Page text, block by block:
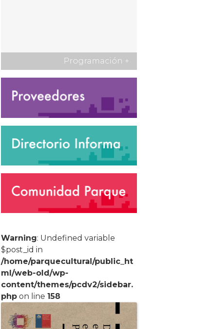
Programación +
Warning: Undefined variable
$post_id in
/home/parquecultural/public_ht
ml/web-old/wp-
content/themes/pcdv2/sidebar.
php on line 158